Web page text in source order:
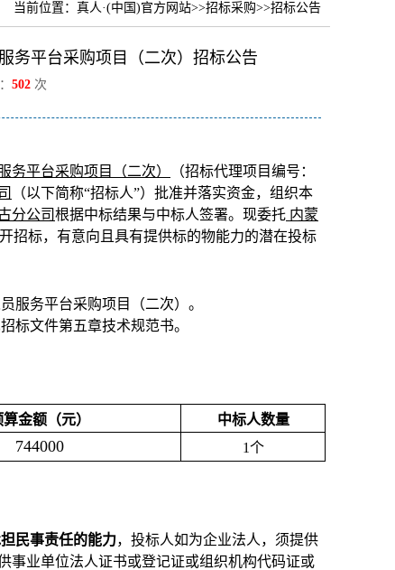
当前位置： 真人·(中国)官方网站>>招标采购>>招标公告
务平台采购项目（二次）招标公告
502次
务平台采购项目（二次）
（招标代理项目编号：
（以下简称“招标人”）批准并落实资金，组织本
分公司根据中标结果与中标人签署。现委托 内蒙
招标，有意向且具有提供标的物能力的潜在投标
服务平台采购项目（二次）。
标文件第五章技术规范书。
金额（元） 中标人数量
744000
1个
民事责任的能力，投标人如为企业法人，须提供
事业单位法人证书或登记证或组织机构代码证或